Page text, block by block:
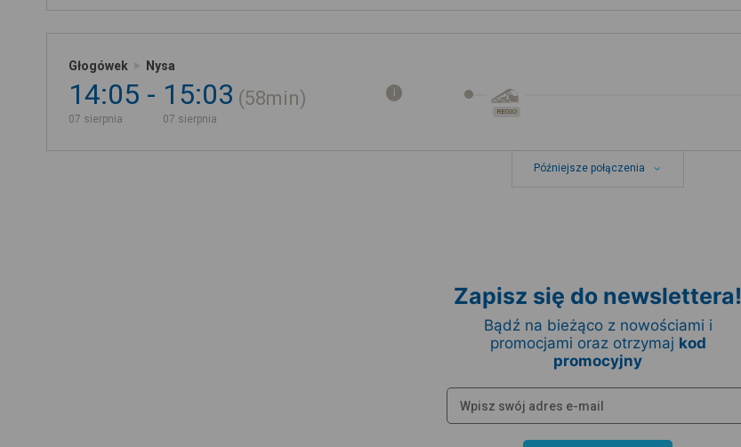
Głogówek Nysa
14:05
07 sierpnia
15:03
07 sierpnia
58min
REGIO
Późniejsze połączenia
Zapisz się do newslettera!
Bądź na bieżąco z nowościami i
promocjami oraz otrzymaj kod
promocyjny